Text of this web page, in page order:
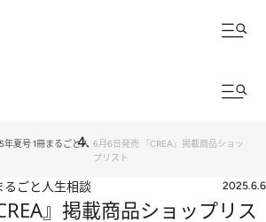
年夏号 1冊まるごと人 6月6日発売 『CREA』掲載商品ショッ
プリスト
るごと人生相談 2025.6.6
』掲載商品ショップリス